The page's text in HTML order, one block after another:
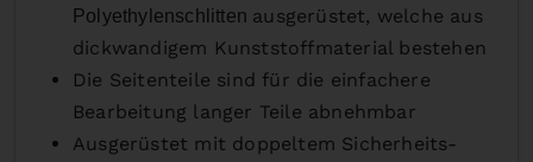
Polyethylenschlitten ausgerüstet, welche aus
dickwandigem Kunststoffmaterial bestehen
Die Seitenteile sind für die einfachere
Bearbeitung langer Teile abnehmbar
Ausgerüstet mit doppeltem Sicherheits-